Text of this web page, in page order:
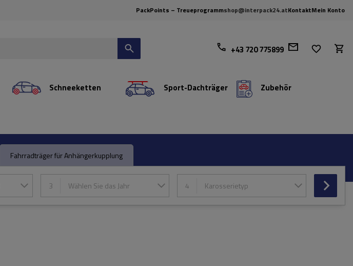
PackPoints – Treueprogrammshop@interpack24.atKontaktMein Konto
+43 720 775899
Schneeketten Sport-Dachträger Zubehör
Fahrradträger für Anhängerkupplung
3 Wählen Sie das Jahr 4 Karosserietyp